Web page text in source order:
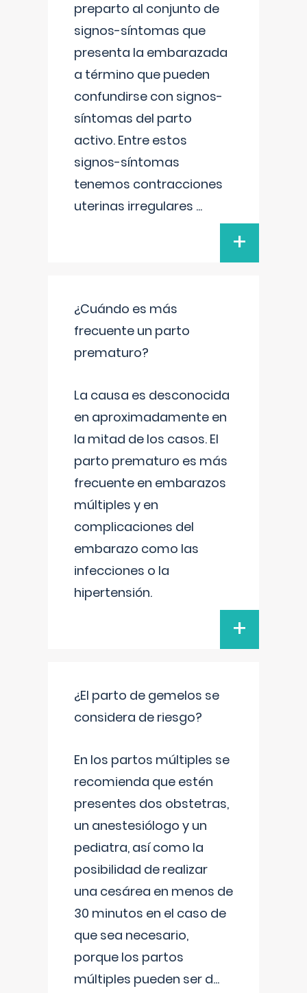
preparto al conjunto de
signos-síntomas que
presenta la embarazada
a término que pueden
confundirse con signos-
síntomas del parto
activo. Entre estos
signos-síntomas
tenemos contracciones
uterinas irregulares ...
+
¿Cuándo es más
frecuente un parto
prematuro?
La causa es desconocida
en aproximadamente en
la mitad de los casos. El
parto prematuro es más
frecuente en embarazos
múltiples y en
complicaciones del
embarazo como las
infecciones o la
hipertensión.
+
¿El parto de gemelos se
considera de riesgo?
En los partos múltiples se
recomienda que estén
presentes dos obstetras,
un anestesiólogo y un
pediatra, así como la
posibilidad de realizar
una cesárea en menos de
30 minutos en el caso de
que sea necesario,
porque los partos
múltiples pueden ser d...